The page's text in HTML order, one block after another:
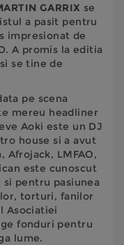
GARRIX se
a pasit pentru
impresionat de
A promis la editia
se tine de
pe scena
mereu headliner
Aoki este un DJ
house si a avut
Afrojack, LMFAO,
este cunoscut
pentru pasiunea
torturi, fanilor
Asociatiei
fonduri pentru
lume.